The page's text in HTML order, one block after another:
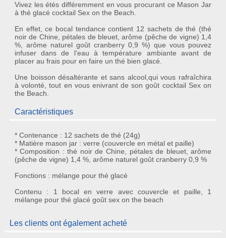
Vivez les étés différemment en vous procurant ce Mason Jar
à thé glacé cocktail Sex on the Beach
En effet, ce bocal tendance contient 12 sachets de thé (thé
noir de Chine, pétales de bleuet, arôme (pêche de vigne) 1,4
%, arôme naturel goût cranberry 0,9 %) que vous pouvez
infuser dans de l'eau à température ambiante avant de
placer au frais pour en faire un thé bien glacé.
Une boisson désaltérante et sans alcool,qui vous rafraîchira
à volonté, tout en vous enivrant de songoût cocktail Sex on
the Beach
Caractéristiques
* Contenance : 12 sachets de thé (24g)
* Matière mason jar : verre (couvercle en métal et paille)
* Composition : thé noir de Chine, pétales de bleuet, arôme
(pêche de vigne) 1,4 %, arôme naturel goût cranberry 0,9 %
Fonctions : mélange pour thé glacé
Contenu : 1 bocal en verre avec couvercle et paille, 1
mélange pour thé glacé goût sex on the beach
Les clients ont également acheté